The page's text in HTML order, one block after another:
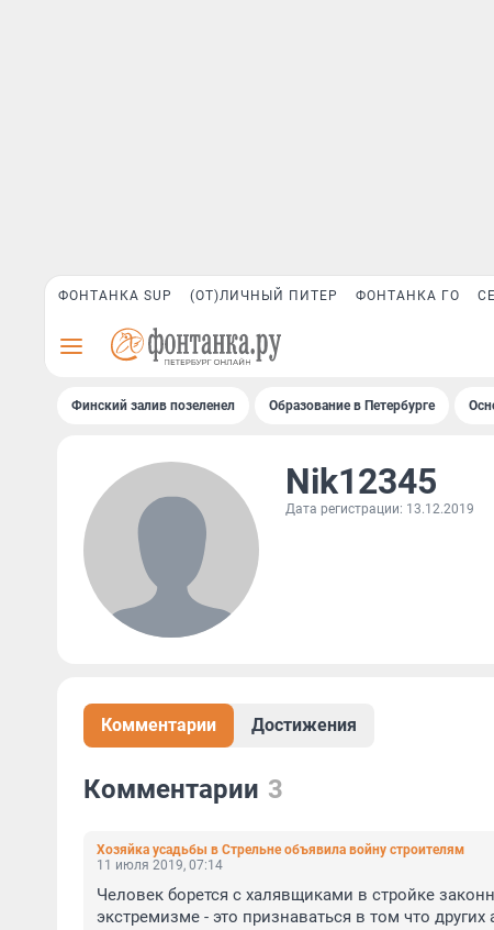
ФОНТАНКА SUP (ОТ)ЛИЧНЫЙ ПИТЕР ФОНТАНКА ГО
Финский залив позеленел Образование в Петербурге
Nik12345
Дата регистрации: 13.12.2019
Комментарии Достижения
Комментарии 3
Хозяйка усадьбы в Стрельне объявила войну строителям
11 июля 2019, 07:14
Человек борется с халявщиками в стройке
экстремизме - это признаваться в том что